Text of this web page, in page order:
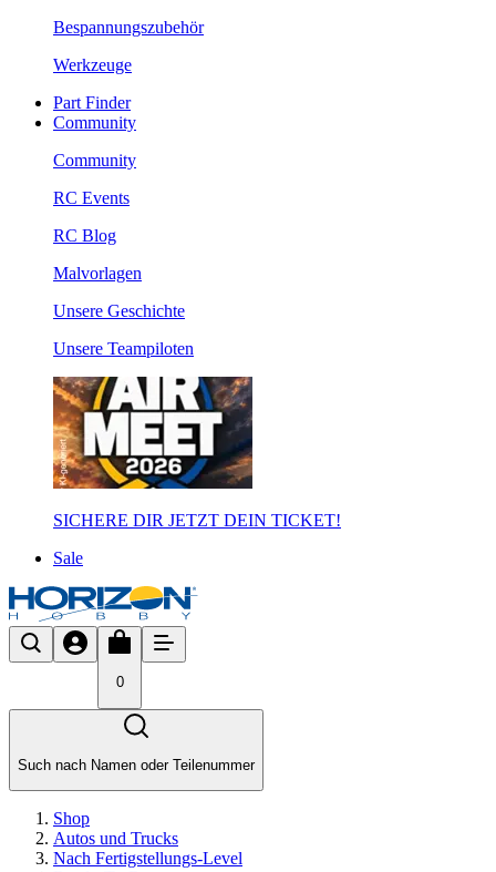
Bespannungszubehör
Werkzeuge
Part Finder
Community
Community
RC Events
RC Blog
Malvorlagen
Unsere Geschichte
Unsere Teampiloten
SICHERE DIR JETZT DEIN TICKET!
Sale
0
Such nach Namen oder Teilenummer
Shop
Autos und Trucks
Nach Fertigstellungs-Level